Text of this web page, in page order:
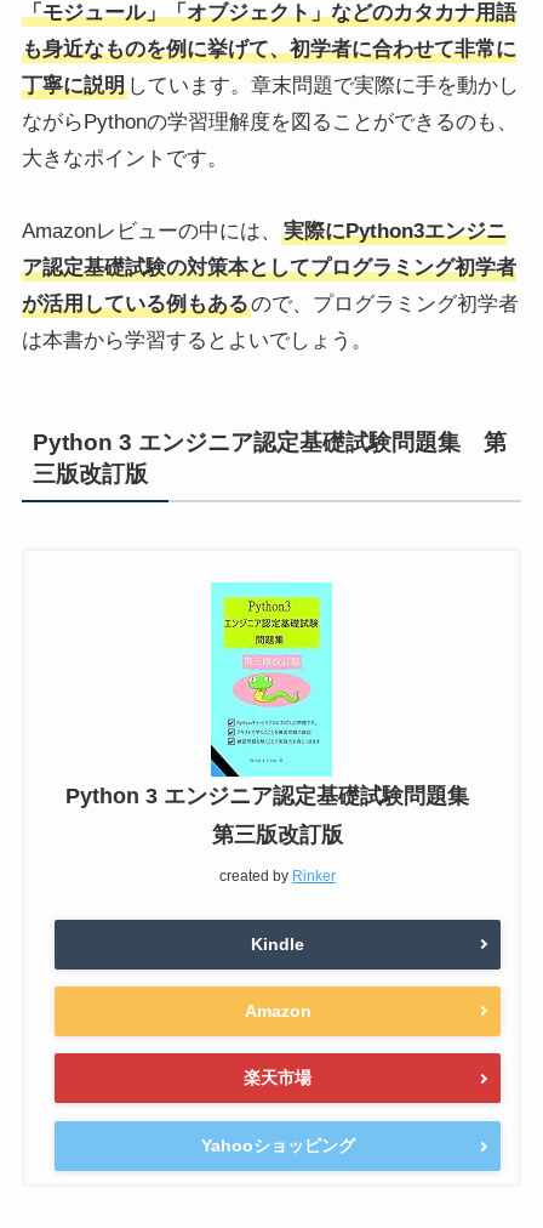
「モジュール」「オブジェクト」などのカタカナ用語
も身近なものを例に挙げて、初学者に合わせて非常に
丁寧に説明しています。章末問題で実際に手を動かし
ながらPythonの学習理解度を図ることができるのも、
大きなポイントです。
Amazonレビューの中には、
実際にPython3エンジニ
ア認定基礎試験の対策本としてプログラミング初学者
が活用している例もあるので、プログラミング初学者
は本書から学習するとよいでしょう。
Python 3 エンジニア認定基礎試験問題集 第
三版改訂版
Python 3 エンジニア認定基礎試験問題集
第三版改訂版
created by Rinker
Kindle
Amazon
楽天市場
Yahooショッピング